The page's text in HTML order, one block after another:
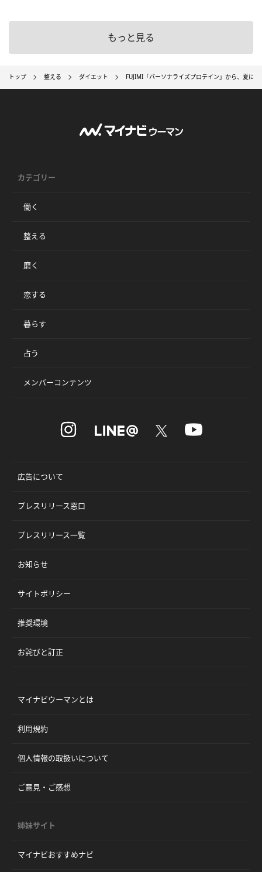
もっと見る
トップ 整える ダイエット FUJIMI「パーソナライズプロテイン」から、夏に
カテゴリー
働く
整える
磨く
恋する
暮らす
占う
メンバーコンテンツ
広告について
プレスリリース窓口
プレスリリース一覧
お知らせ
サイトポリシー
推奨環境
お詫びと訂正
マイナビウーマンとは
利用規約
個人情報の取扱いについて
ご意見・ご感想
姉妹サイト
マイナビおすすめナビ